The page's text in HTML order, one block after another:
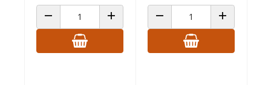
ANZAHL VERRINGERNANZAHL ERHÖHENANZAHL VERRINGERNANZAHL